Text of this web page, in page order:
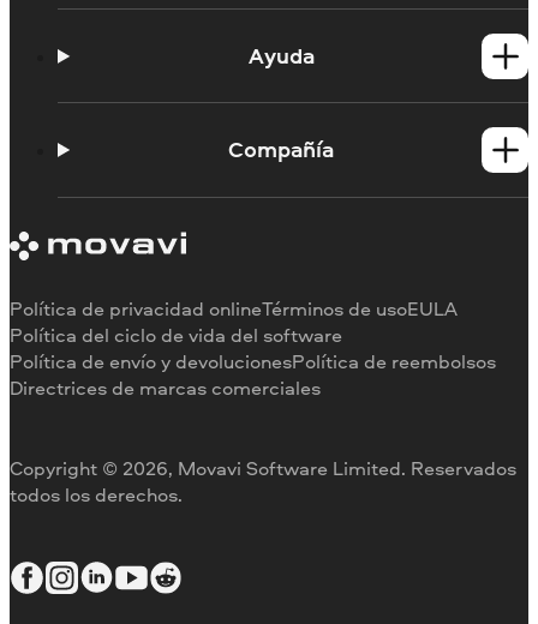
Productos para MacAyuda
Portal de aprendizaje
Limitaciones de la versión de prueba
Reembolso
Compañía
Testimonios
Por qué elegirnos
Para el trabajo
Copyright © 2026, Movavi Software Limited. Reservados
todos los derechos.
Política de privacidad onlineTérminos de usoEULA
Política del ciclo de vida del software
Política de envío y devolucionesPolítica de reembolsos
Directrices de marcas comerciales